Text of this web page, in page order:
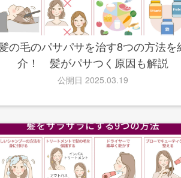
の毛のパサパサを治す8つの方法を
介！ 髪がパサつく原因も解説
公開日 2025.03.19